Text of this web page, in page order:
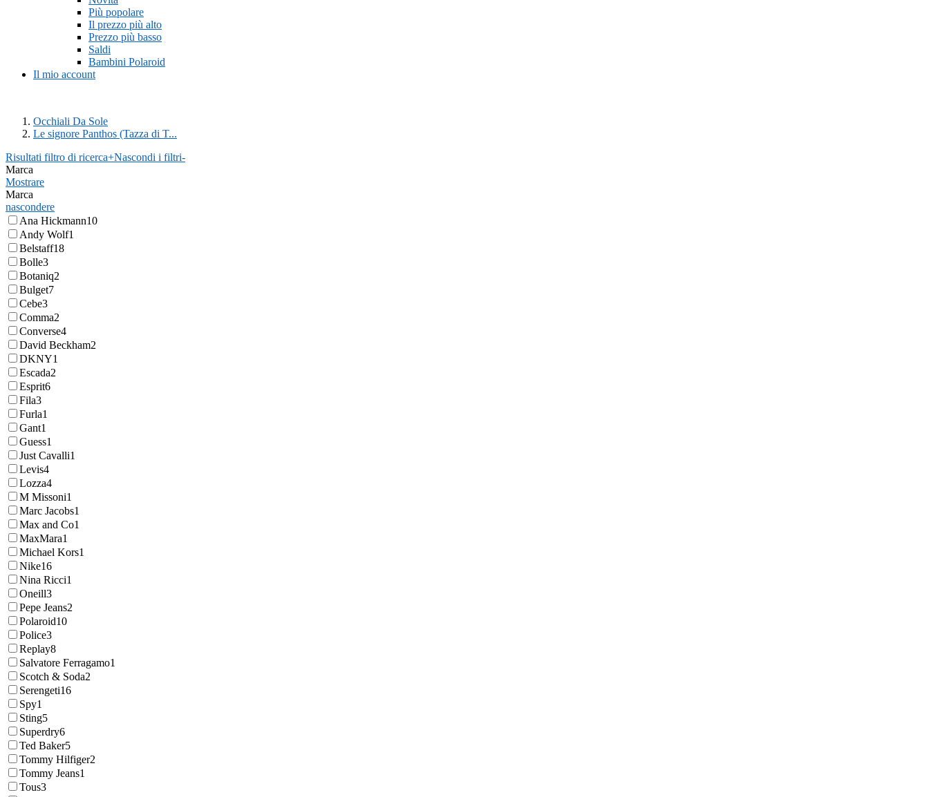
Più popolare
Il prezzo più alto
Prezzo più basso
Saldi
Bambini Polaroid
Il mio account
Occhiali Da Sole
Le signore Panthos (Tazza di T...
Risultati filtro di ricerca+Nascondi i filtri-
Marca
Mostrare
Marca
nascondere
Ana Hickmann10
Andy Wolf1
Belstaff18
Bolle3
Botaniq2
Bulget7
Cebe3
Comma2
Converse4
David Beckham2
DKNY1
Escada2
Esprit6
Fila3
Furla1
Gant1
Guess1
Just Cavalli1
Levis4
Lozza4
M Missoni1
Marc Jacobs1
Max and Co1
MaxMara1
Michael Kors1
Nike16
Nina Ricci1
Oneill3
Pepe Jeans2
Polaroid10
Police3
Replay8
Salvatore Ferragamo1
Scotch & Soda2
Serengeti16
Spy1
Sting5
Superdry6
Ted Baker5
Tommy Hilfiger2
Tommy Jeans1
Tous3